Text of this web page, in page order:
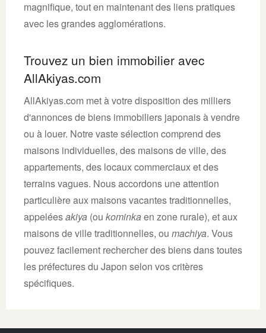
magnifique, tout en maintenant des liens pratiques
avec les grandes agglomérations.
Trouvez un bien immobilier avec
AllAkiyas.com
AllAkiyas.com met à votre disposition des milliers
d'annonces de biens immobiliers japonais à vendre
ou à louer. Notre vaste sélection comprend des
maisons individuelles, des maisons de ville, des
appartements, des locaux commerciaux et des
terrains vagues. Nous accordons une attention
particulière aux maisons vacantes traditionnelles,
appeléesakiya (ou kominkaen zone rurale), et aux
maisons de ville traditionnelles, ou machiya. Vous
pouvez facilement rechercher des biens dans toutes
les préfectures du Japon selon vos critères
spécifiques.